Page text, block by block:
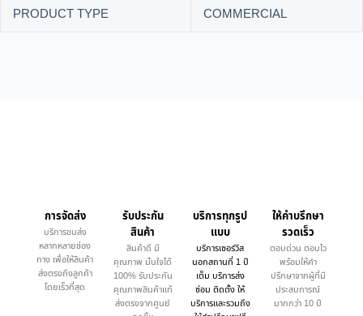
PRODUCT TYPE
COMMERCIAL
การจัดส่ง
บริการขนส่ง
หลากหลายช่อง
ทาง เพื่อให้สินค้า
ส่งตรงถึงลูกค้า
โดยเร็วที่สุด
รับประกัน
สินค้า
สินค้าดี มี
คุณภาพ มั่นใจได้
100% รับประกัน
คุณภาพสินค้าแท้
ส่งตรงจากศูนย์
บริการทุกรูป
แบบ
บริการเซอร์วิส
นอกสถานที่ 1 ปี
เต็ม บริการส่ง
ซ่อม ติดตั้ง ให้
บริการและรวมถึง
ให้คำบรึกษา
รวดเร็ว
ตอบด่วน ตอบไว
พร้อมให้คำ
ปรึกษาจากผู้ที่มี
ประสบการณ์
มากกว่า 10 ปี